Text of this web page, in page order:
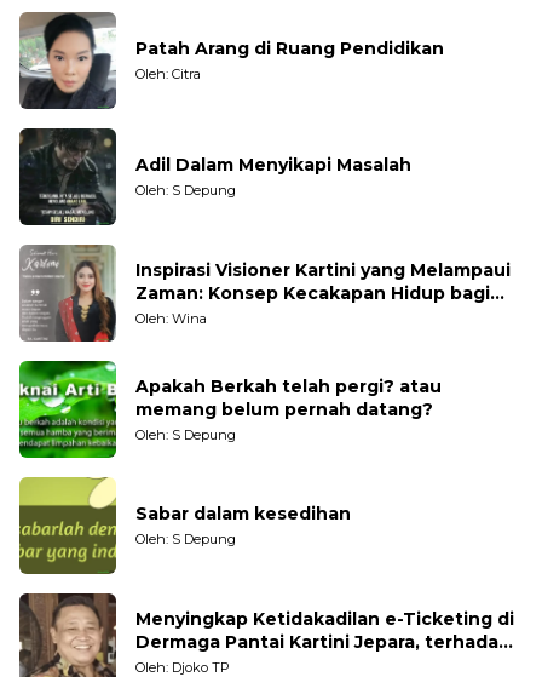
Patah Arang di Ruang Pendidikan
Oleh: Citra
Adil Dalam Menyikapi Masalah
Oleh: S Depung
Inspirasi Visioner Kartini yang Melampaui
Zaman: Konsep Kecakapan Hidup bagi
Generasi Muda
Oleh: Wina
Apakah Berkah telah pergi? atau
memang belum pernah datang?
Oleh: S Depung
Sabar dalam kesedihan
Oleh: S Depung
Menyingkap Ketidakadilan e-Ticketing di
Dermaga Pantai Kartini Jepara, terhadap
Nelayan Tradisional
Oleh: Djoko TP